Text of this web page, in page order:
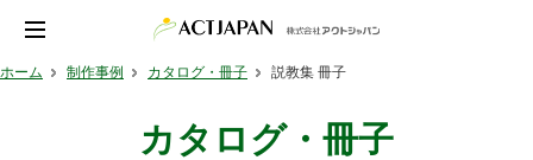
ホーム 制作事例 カタログ・冊子 説教集 冊子
カタログ・冊子